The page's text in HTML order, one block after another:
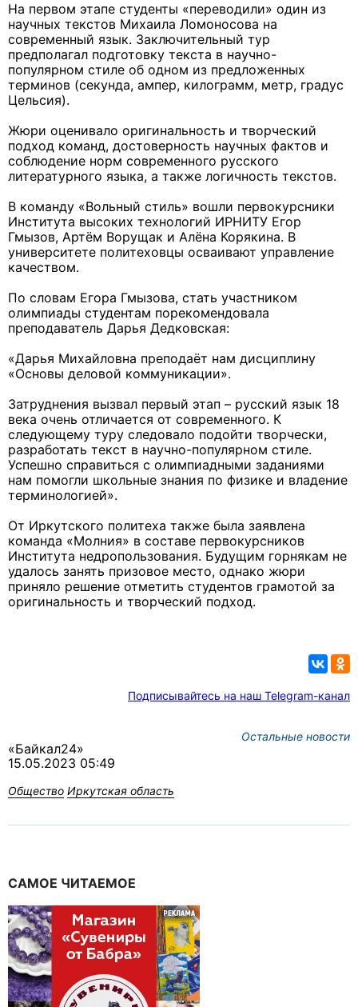
На первом этапе студенты «переводили» один из
научных текстов Михаила Ломоносова на
современный язык. Заключительный тур
предполагал подготовку текста в научно-
популярном стиле об одном из предложенных
терминов (секунда, ампер, килограмм, метр, градус
Цельсия).
Жюри оценивало оригинальность и творческий
подход команд, достоверность научных фактов и
соблюдение норм современного русского
литературного языка, а также логичность текстов.
В команду «Вольный стиль» вошли первокурсники
Института высоких технологий ИРНИТУ Егор
Гмызов, Артём Ворущак и Алёна Корякина. В
университете политеховцы осваивают управление
качеством.
По словам Егора Гмызова, стать участником
олимпиады студентам порекомендовала
преподаватель Дарья Дедковская:
«Дарья Михайловна преподаёт нам дисциплину
«Основы деловой коммуникации».
Затруднения вызвал первый этап – русский язык 18
века очень отличается от современного. К
следующему туру следовало подойти творчески,
разработать текст в научно-популярном стиле.
Успешно справиться с олимпиадными заданиями
нам помогли школьные знания по физике и владение
терминологией».
От Иркутского политеха также была заявлена
команда «Молния» в составе первокурсников
Института недропользования. Будущим горнякам не
удалось занять призовое место, однако жюри
приняло решение отметить студентов грамотой за
оригинальность и творческий подход.
Подписывайтесь на наш Telegram-канал
Остальные новости
«Байкал24»
15.05.2023 05:49
Общество Иркутская область
САМОЕ ЧИТАЕМОЕ